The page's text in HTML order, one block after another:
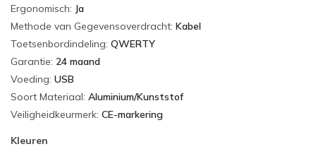
Ergonomisch: Ja
Methode van Gegevensoverdracht: Kabel
Toetsenbordindeling: QWERTY
Garantie: 24 maand
Voeding: USB
Soort Materiaal: Aluminium/Kunststof
Veiligheidkeurmerk: CE-markering
Kleuren